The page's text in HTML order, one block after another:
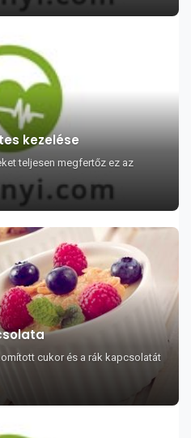
kezelése
teljesen megfertőz ez az
cukor és a rák kapcsolatát